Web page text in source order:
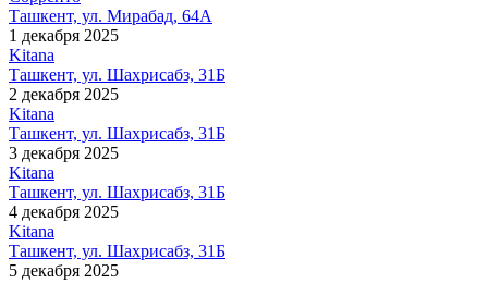
Ташкент, ул. Мирабад, 64А
1 декабря 2025
Kitana
Ташкент, ул. Шахрисабз, 31Б
2 декабря 2025
Kitana
Ташкент, ул. Шахрисабз, 31Б
3 декабря 2025
Kitana
Ташкент, ул. Шахрисабз, 31Б
4 декабря 2025
Kitana
Ташкент, ул. Шахрисабз, 31Б
5 декабря 2025